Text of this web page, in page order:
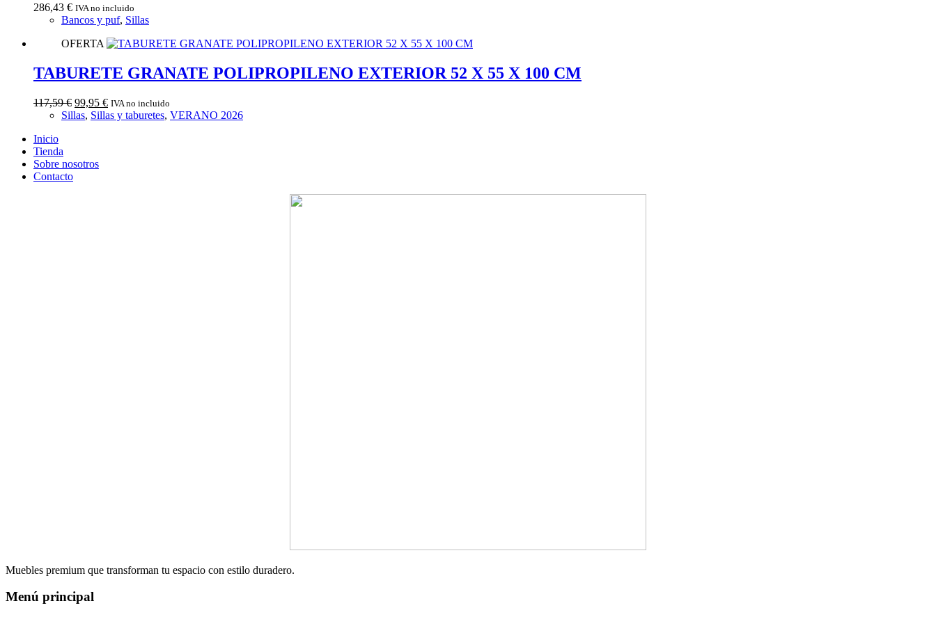
286,43 € IVA no incluido
Bancos y puf, Sillas
OFERTA
TABURETE GRANATE POLIPROPILENO EXTERIOR 52 X 55 X 100 CM
117,59€ El
precio
99,95 €El
precio
IVA no incluido
Sillas, Sillas y taburetes, VERANO 2026
Inicio
Tienda
Sobre nosotros
Contacto
Muebles premium que transforman tu espacio con estilo duradero.
Menú principal